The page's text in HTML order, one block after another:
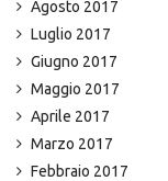
Agosto 2017
Luglio 2017
Giugno 2017
Maggio 2017
Aprile 2017
Marzo 2017
Febbraio 2017